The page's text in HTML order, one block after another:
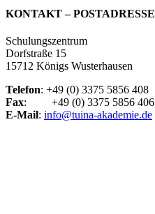
KONTAKT – POSTADRESSE
Schulungszentrum
Dorfstraße 15
15712 Königs Wusterhausen
Telefon: +49 (0) 3375 5856 408
Fax: +49 (0) 3375 5856 406
E-Mail: info@tuina-akademie.de